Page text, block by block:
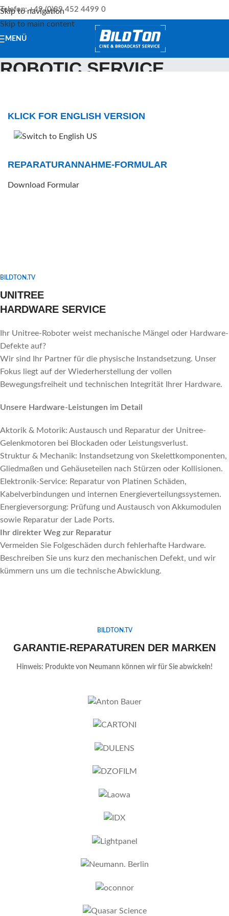
Skip to navigation
Skip to main content
Telefon: +49 (0)89 452 4499 0
MENÜ
ROBOTIC SERVICE
KLICK FOR ENGLISH VERSION
REPARATURANNAHME-FORMULAR
Download Formular
BILDTON.TV
UNITREE
HARDWARE SERVICE
Ihr Unitree-Roboter weist mechanische Mängel oder Hardware-
Defekte auf?
Wir sind Ihr Partner für die physische Instandsetzung. Unser
Fokus liegt auf der Wiederherstellung der vollen
Bewegungsfreiheit und technischen Integrität Ihrer Hardware.
Unsere Hardware-Leistungen im Detail
⁠Aktorik & Motorik: Austausch und Reparatur der Unitree-
Gelenkmotoren bei Blockaden oder Leistungsverlust.
⁠Struktur & Mechanik: Instandsetzung von Skelettkomponenten,
Gliedmaßen und Gehäuseteilen nach Stürzen oder Kollisionen.
⁠Elektronik-Service: Reparatur von Platinen Schäden,
Kabelverbindungen und internen Energieverteilungssystemen.
⁠Energieversorgung: Prüfung und Austausch von Akkumodulen
sowie Reparatur der Lade Ports.
Ihr direkter Weg zur Reparatur
Vermeiden Sie Folgeschäden durch fehlerhafte Hardware.
Beschreiben Sie uns kurz den mechanischen Defekt, und wir
kümmern uns um die technische Abwicklung.
BILDTON.TV
GARANTIE-REPARATUREN DER MARKEN
Hinweis: Produkte von Neumann können wir für Sie abwickeln!